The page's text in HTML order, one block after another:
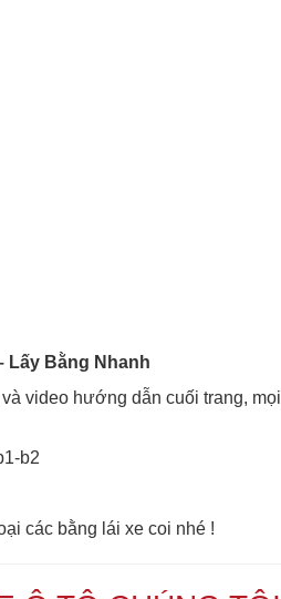
Lấy Bằng Nhanh
video hướng dẫn cuối trang, mọi
b2
các bằng lái xe coi nhé !